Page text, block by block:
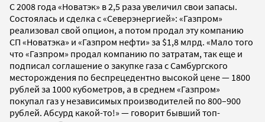
С 2008 года «Новатэк» в 2,5 раза увеличил свои запасы.
Состоялась и сделка с «Северэнергией»: «Газпром»
реализовал свой опцион, а потом продал эту компанию
СП «Новатэка» и «Газпром нефти» за $1,8 млрд. «Мало того
что «Газпром» продал компанию по затратам, так еще и
подписал соглашение о закупке газа с Самбургского
месторождения по беспрецедентно высокой цене — 1800
рублей за 1000 кубометров, а в среднем «Газпром»
покупал газ у независимых производителей по 800–900
рублей. Абсурд какой-то!» — говорит бывший топ-